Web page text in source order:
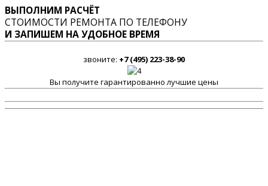
ВЫПОЛНИМ РАСЧЁТ
СТОИМОСТИ РЕМОНТА ПО ТЕЛЕФОНУ
И ЗАПИШЕМ НА УДОБНОЕ ВРЕМЯ
звоните: +7 (495) 223-38-90
Вы получите гарантированно лучшие цены